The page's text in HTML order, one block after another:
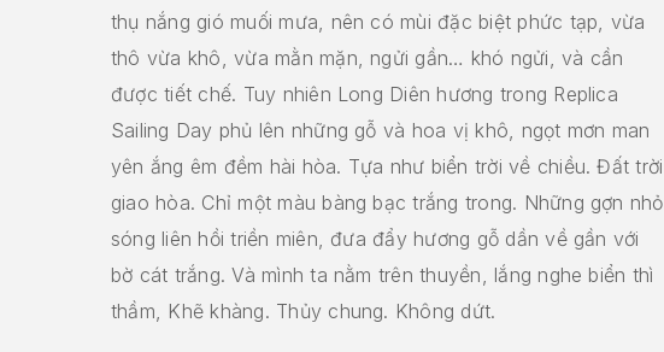
thụ nắng gió muối mưa, nên có mùi đặc biệt phức tạp, vừa
thô vừa khô, vừa mằn mặn, ngửi gần… khó ngửi, và cần
được tiết chế. Tuy nhiên Long Diên hương trong Replica
Sailing Day phủ lên những gỗ và hoa vị khô, ngọt mơn man
yên ắng êm đềm hài hòa. Tựa như biển trời về chiều. Đất trời
giao hòa. Chỉ một màu bàng bạc trắng trong. Những gợn nhỏ
sóng liên hồi triền miên, đưa đẩy hương gỗ dần về gần với
bờ cát trắng. Và mình ta nằm trên thuyền, lắng nghe biển thì
thầm, Khẽ khàng. Thủy chung. Không dứt.